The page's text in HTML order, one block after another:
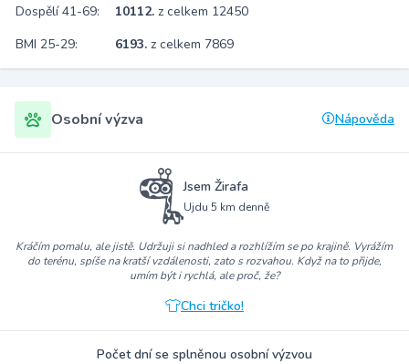
Dospělí 41-69:
10112. z celkem 12450
BMI 25-29:
6193. z celkem 7869
Osobní výzva Nápověda
Jsem Žirafa
Ujdu 5 km denně
Kráčím pomalu, ale jistě. Udržuji si nadhled a rozhlížím se po krajině. Vyrážím
do terénu, spíše na kratší vzdálenosti, zato s rozvahou. Když na to přijde,
umím být i rychlá, ale proč, že?
Chci tričko!
Počet dní se splněnou osobní výzvou